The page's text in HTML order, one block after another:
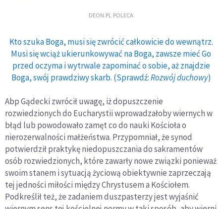
DEON.PL POLECA
Kto szuka Boga, musi się zwrócić całkowicie do wewnątrz.
Musi się wciąż ukierunkowywać na Boga, zawsze mieć Go
przed oczyma i wytrwale zapominać o sobie, aż znajdzie
Boga, swój prawdziwy skarb. (Sprawdź:Rozwój duchowy)
Abp Gądecki zwrócił uwagę, iż dopuszczenie
rozwiedzionych do Eucharystii wprowadzałoby wiernych w
błąd lub powodowało zamęt co do nauki Kościoła o
nierozerwalności małżeństwa. Przypomniał, że synod
potwierdził praktykę niedopuszczania do sakramentów
osób rozwiedzionych, które zawarły nowe związki ponieważ
swoim stanem i sytuacją życiową obiektywnie zaprzeczają
tej jedności miłości między Chrystusem a Kościołem.
Podkreślił też, że zadaniem duszpasterzy jest wyjaśnić